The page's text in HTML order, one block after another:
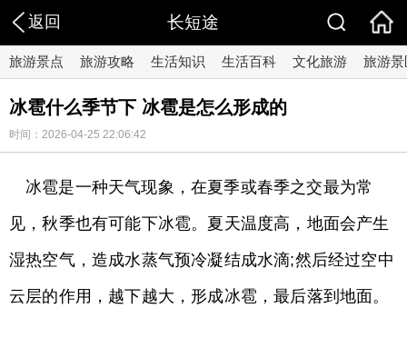
返回 长短途
旅游景点 旅游攻略 生活知识 生活百科 文化旅游 旅游景
冰雹什么季节下 冰雹是怎么形成的
时间：2026-04-25 22:06:42
冰雹是一种天气现象，在夏季或春季之交最为常
见，秋季也有可能下冰雹。夏天温度高，地面会产生
湿热空气，造成水蒸气预冷凝结成水滴;然后经过空中
云层的作用，越下越大，形成冰雹，最后落到地面。